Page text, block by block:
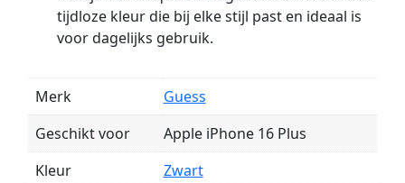
tijdloze kleur die bij elke stijl past en ideaal is
voor dagelijks gebruik.
Merk
Guess
Geschikt voor
Apple iPhone 16 Plus
Kleur
Zwart